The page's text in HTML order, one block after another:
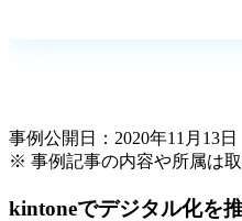
事例公開日：2020年11月13日
※ 事例記事の内容や所属は取
kintoneでデジタル化を